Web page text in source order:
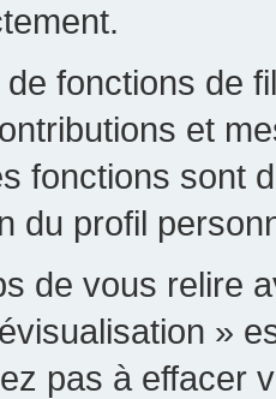
fonctions de
et
fonctions sont
du profil
de vous relire
»
pas à effacer